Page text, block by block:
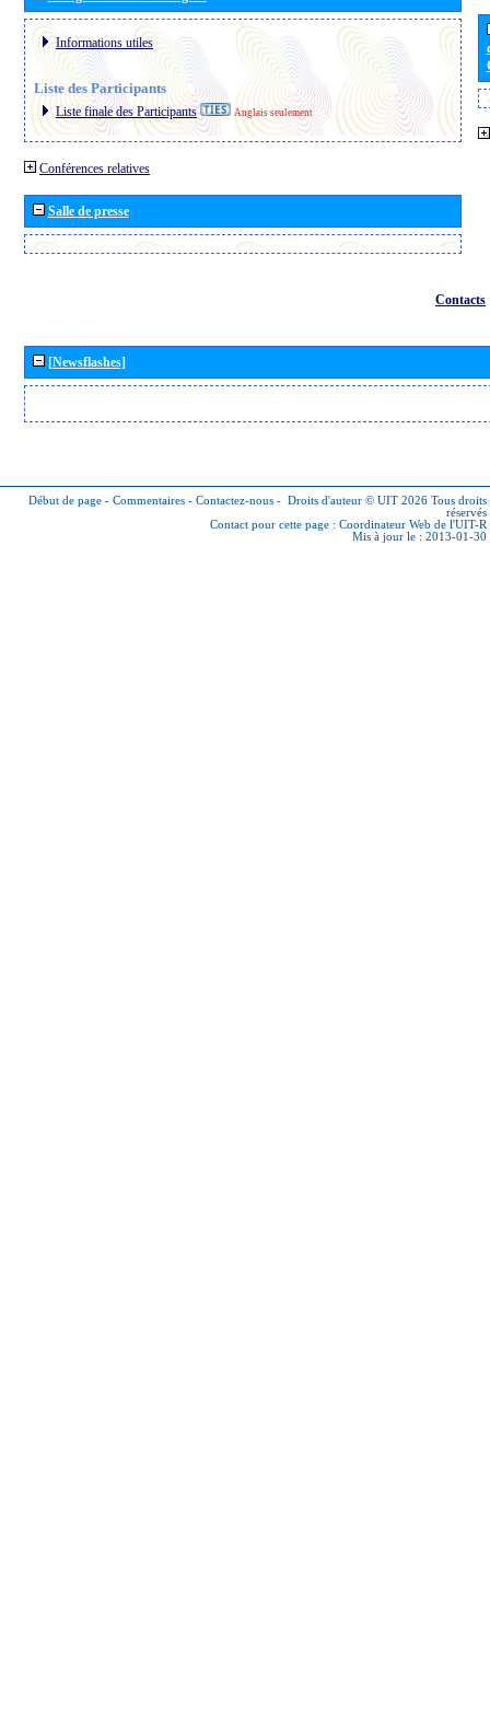
Informations utiles
Liste des Participants
Liste finale des Participants Anglais seulement
Conférences relatives
Salle de presse
Contacts
[Newsflashes]
Début de page - Commentaires - Contactez-nous - Droits d'auteur © UIT 2026 Tous droits
réservés
Contact pour cette page : Coordinateur Web de l'UIT-R
Mis à jour le : 2013-01-30